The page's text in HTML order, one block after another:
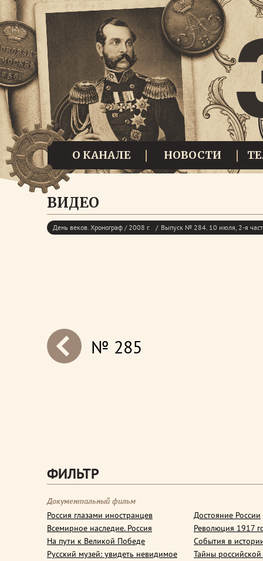
О КАНАЛЕ НОВОСТИ
ВИДЕО
День веков. Хронограф / 2008 г. Выпуск № 284. 10 июля, 2-я
next№ 285
ФИЛЬТР
Документальный фильм
Россия глазами иностранцев
Всемирное наследие. Россия
На пути к Великой Победе
Русский музей: увидеть невидимое
Достояние России
Революция 1917
События в
Тайны